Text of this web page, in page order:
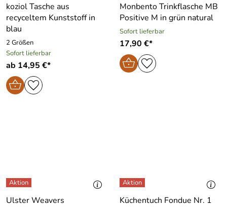
koziol Tasche aus
recyceltem Kunststoff in
blau
2 Größen
Sofort lieferbar
ab 14,95 €*
Monbento Trinkflasche MB
Positive M in grün natural
Sofort lieferbar
17,90 €*
Ulster Weavers
Küchentuch Fondue Nr. 1